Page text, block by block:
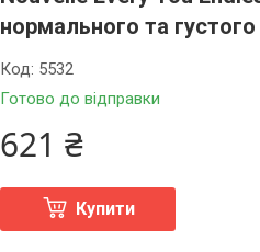
нормального та
Готово до відправки
Код: 5532
621 ₴
Купити